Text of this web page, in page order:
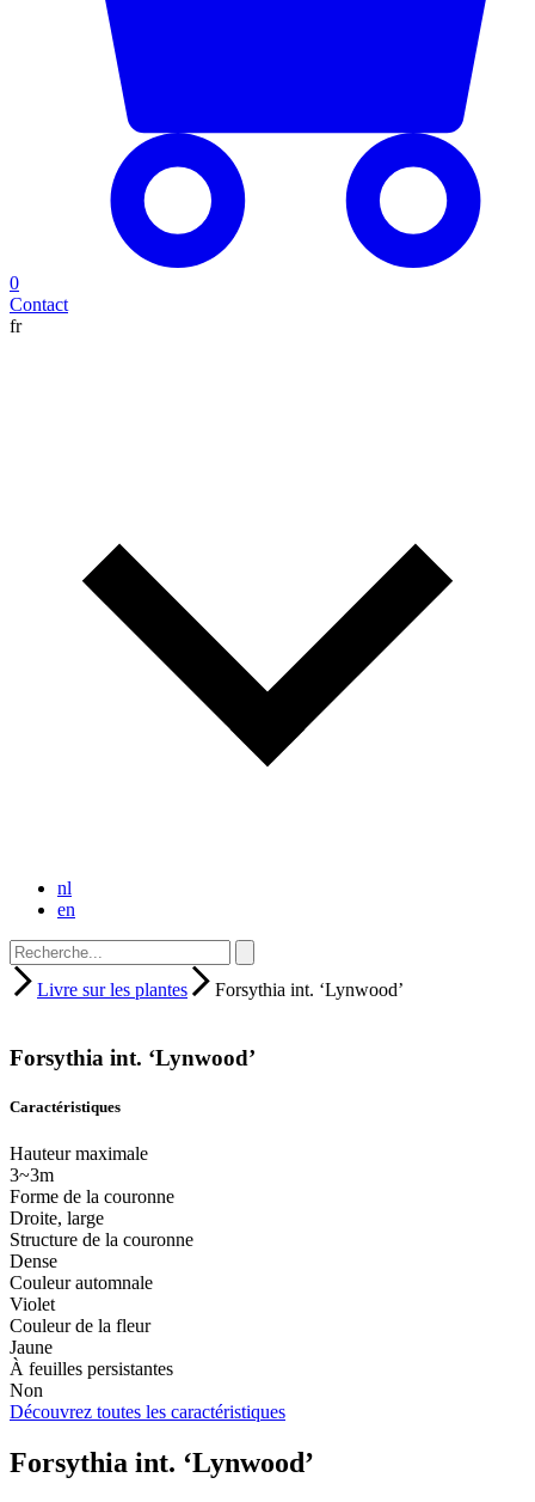
0
Contact
fr
nl
en
Livre sur les plantes Forsythia int. ‘Lynwood’
Forsythia int. ‘Lynwood’
Caractéristiques
Hauteur maximale
3~3m
Forme de la couronne
Droite, large
Structure de la couronne
Dense
Couleur automnale
Violet
Couleur de la fleur
Jaune
À feuilles persistantes
Non
Découvrez toutes les caractéristiques
Forsythia int. ‘Lynwood’